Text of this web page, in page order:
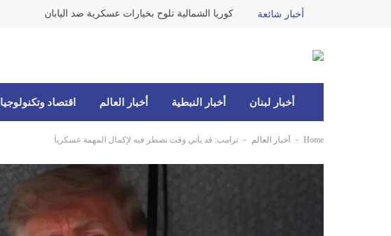
أخبار شائعة كوريا الشمالية تلوح بخيارات عسكرية ضد اليابان
أخبار لبنان أخبار النبطية أخبار العالم اقتصاد وتكنولوجيا
Home
- أخبار العالم - ترامب: قد يأتي وقت نضطر فيه لإكمال المهمة عسكرياً